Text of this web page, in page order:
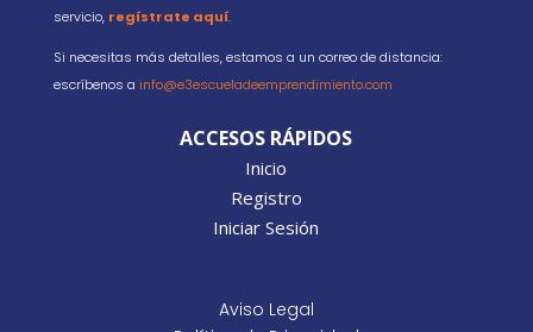
servicio, regístrate aquí.
Si necesitas más detalles, estamos a un correo de distancia:
escríbenos a info@e3escueladeemprendimiento.com
ACCESOS RÁPIDOS
Inicio
Registro
Iniciar Sesión
Aviso Legal